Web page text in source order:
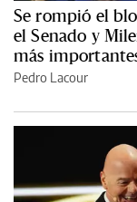
Se rompió el
el Senado y
más
Pedro Lacour